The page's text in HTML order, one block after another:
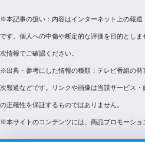
※本記事の扱い：内容はインターネット上の報道
です。個人への中傷や断定的な評価を目的とし
次情報でご確認ください。
※出典・参考にした情報の種類：テレビ番組の発
次報道などです。リンクや画像は当該サービス
の正確性を保証するものではありません。
※本サイトのコンテンツには、商品プロモーショ